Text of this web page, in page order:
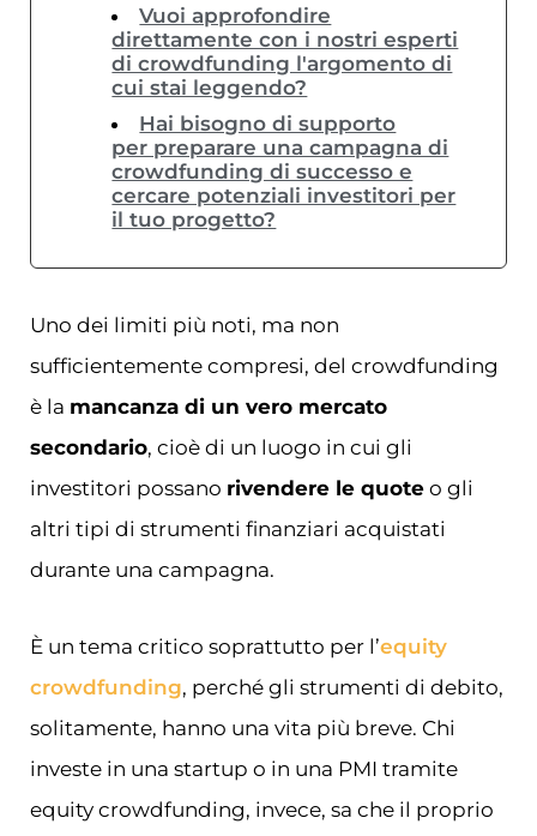
Vuoi approfondire
direttamente con i nostri esperti
di crowdfunding l'argomento di
cui stai leggendo?
Hai bisogno di supporto
per preparare una campagna di
crowdfunding di successo e
cercare potenziali investitori per
il tuo progetto?
Uno dei limiti più noti, ma non
sufficientemente compresi, del crowdfunding
è la mancanza di un vero mercato
secondario, cioè di un luogo in cui gli
investitori possano rivendere le quote o gli
altri tipi di strumenti finanziari acquistati
durante una campagna.
È un tema critico soprattutto per l’equity
crowdfunding, perché gli strumenti di debito,
solitamente, hanno una vita più breve. Chi
investe in una startup o in una PMI tramite
equity crowdfunding, invece, sa che il proprio